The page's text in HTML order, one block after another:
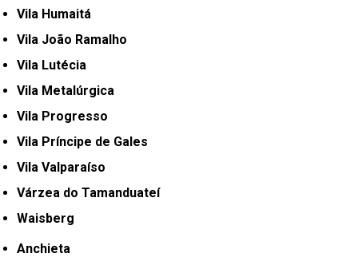
Vila Humaitá
Vila João Ramalho
Vila Lutécia
Vila Metalúrgica
Vila Progresso
Vila Príncipe de Gales
Vila Valparaíso
Várzea do Tamanduateí
Waisberg
Anchieta